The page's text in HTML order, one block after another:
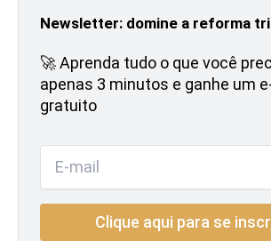
Newsletter: domine a reforma
🚀 Aprenda tudo o que você
apenas 3 minutos e ganhe um
gratuito